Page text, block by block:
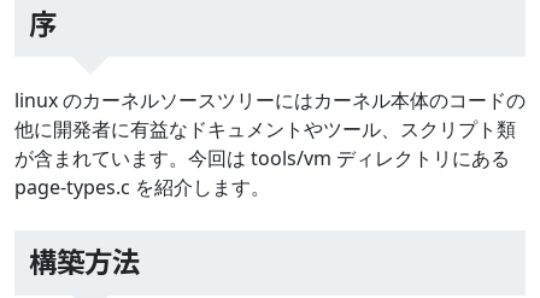
序
linux のカーネルソースツリーにはカーネル本体のコードの
他に開発者に有益なドキュメントやツール、スクリプト類
が含まれています。今回は tools/vm ディレクトリにある
page-types.c を紹介します。
構築方法